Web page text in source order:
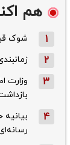
هم
1 شوک
2
3
4
بیانیه